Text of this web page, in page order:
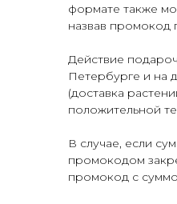
формате также
назвав промокод
Действие
Петербурге и на
(доставка
положительной
В случае, если
промокодом
промокод с